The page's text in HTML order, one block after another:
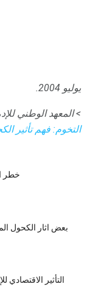
يوليو 2004.
> المعهد الوطني
التخوم: فهم تأثير
خطر
بعض اثار الكحول
التأثير